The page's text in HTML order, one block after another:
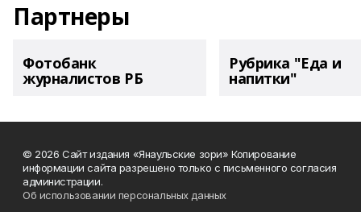
Партнеры
Фотобанк
журналистов РБ
Рубрика "Еда и
напитки"
© 2026 Сайт издания «Янаульские зори» Копирование
информации сайта разрешено только с письменного согласия
администрации.
Об использовании персональных данных